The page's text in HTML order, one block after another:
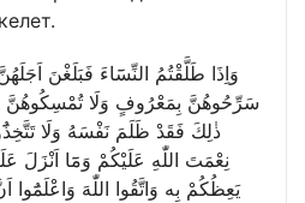
وَاِذَا طَلَّقْتُمُ النِّسَٓاءَ فَبَلَغْنَ
سَرِّحُوهُنَّ بِمَعْرُوفٍ وَلَا تُمْسِكُوهُنَّ
ذٰلِكَ فَقَدْ ظَلَمَ نَفْسَهُ وَلَا
نِعْمَتَ اللّٰهِ عَلَيْكُمْ وَمَٓا اَنْزَلَ
يَعِظُكُمْ بِه وَاتَّقُوا اللّٰهَ